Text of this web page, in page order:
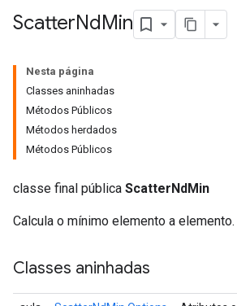
ScatterNdMin
Nesta página
Classes aninhadas
Métodos Públicos
Métodos herdados
Métodos Públicos
classe final pública ScatterNdMin
Calcula o mínimo elemento a elemento.
Classes aninhadas